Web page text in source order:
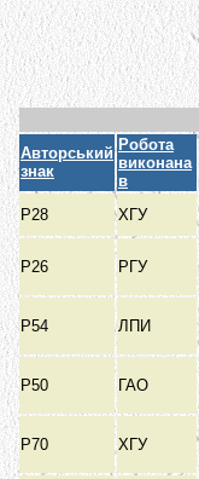
Авторський
знак
Робота
виконана
в
Р28 ХГУ
Р26 РГУ
Р54 ЛПИ
Р50 ГАО
Р70 ХГУ